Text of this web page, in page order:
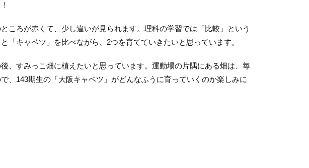
ころが赤くて、少し違いが見られます。理科の学習では「比較」という
「キャベツ」を比べながら、2つを育てていきたいと思っています。
、すみっこ畑に植えたいと思っています。運動場の片隅にある畑は、毎
、143期生の「大阪キャベツ」がどんなふうに育っていくのか楽しみに